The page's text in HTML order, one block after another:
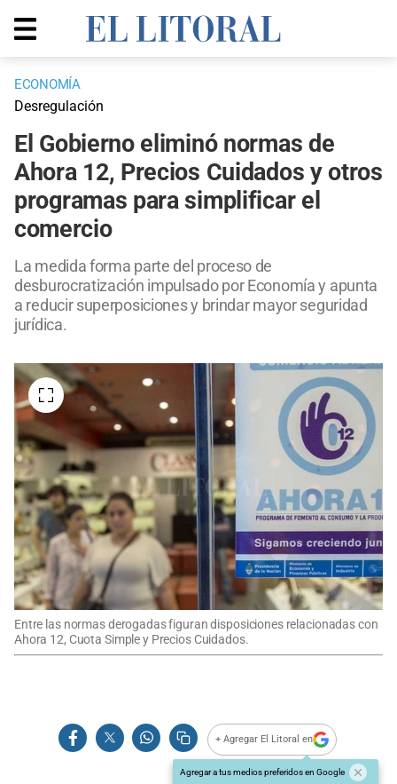
ECONOMÍA
Desregulación
El Gobierno eliminó normas de
Ahora 12, Precios Cuidados y otros
programas para simplificar el
comercio
La medida forma parte del proceso de
desburocratización impulsado por Economía y apunta
a reducir superposiciones y brindar mayor seguridad
jurídica.
Entre las normas derogadas figuran disposiciones relacionadas con
Ahora 12, Cuota Simple y Precios Cuidados.
+ Agregar El Litoral en
Agregar a tus medios preferidos en Google